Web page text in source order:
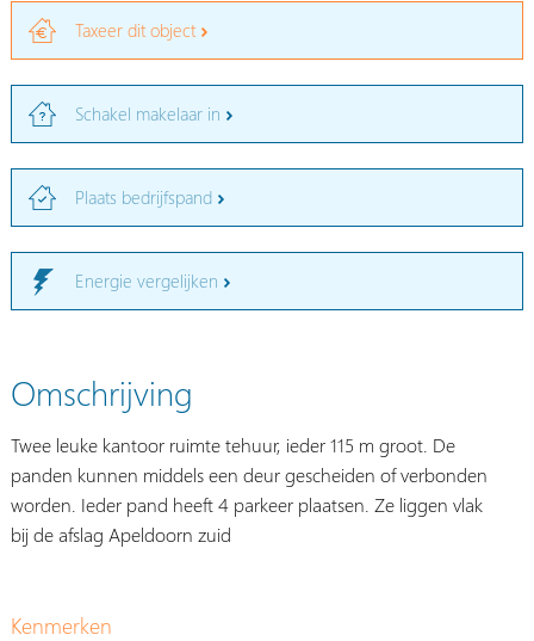
Taxeer dit object
Schakel makelaar in
Plaats bedrijfspand
Energie vergelijken
Omschrijving
Twee leuke kantoor ruimte tehuur, ieder 115 m groot. De
panden kunnen middels een deur gescheiden of verbonden
worden. Ieder pand heeft 4 parkeer plaatsen. Ze liggen vlak
bij de afslag Apeldoorn zuid
Kenmerken